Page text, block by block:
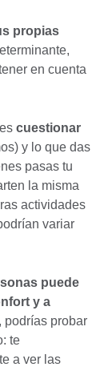
propias
en cuenta
cuestionar
y lo que das
pasas tu
la misma
actividades
variar
puede
y a
podrías probar
te
a ver las